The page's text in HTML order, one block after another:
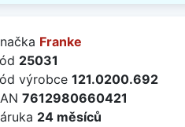
Franke
25031
výrobce 121.0200.692
7612980660421
24 měsíců